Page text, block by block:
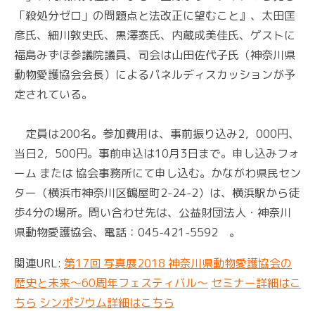
「殺処分ゼロ」の問題点と法改正に望むこと』、太田匡
彦氏、細川敦史氏、黒澤泰氏、内蔵成美佳氏、ゲストに
福島みずほ参議院議員、司会は山田佐代子氏（神奈川県
動物愛護協会会長）によるパネルディスカッションが予
定されている。
定員は200名。参加費用は、事前振り込み2，000円、
当日2，500円。事前申込は10月3日まで。申し込みフォ
ーム または 協会事務所にて申し込む。かながわ県民セン
ター（横浜市神奈川区鶴屋町2-24-2）は、横浜駅から徒
歩4分の場所。問い合わせ先は、公益財団法人・神奈川
県動物愛護協会、電話：045-421-5592 。
関連URL: 第17回 写真展2018 神奈川県動物愛護協会の
歴史と未来～60周年フェスティバル～ セミナー詳細はこ
ちら シンポジウム詳細はこちら